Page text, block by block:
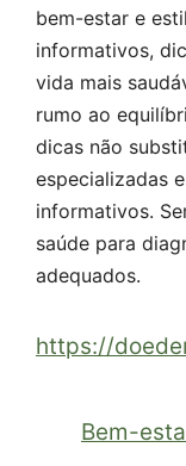
bem-estar e
informativos,
vida mais
rumo ao
dicas não
especializadas
informativos.
saúde para
adequados.
https://
Bem-